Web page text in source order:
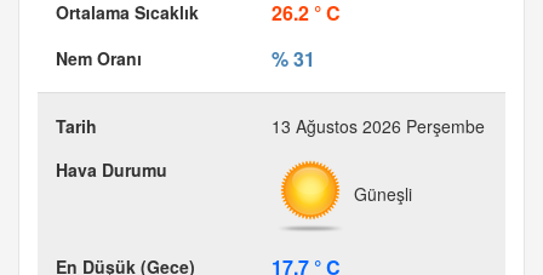
26.2 ° C
% 31
13 Ağustos 2026 Perşembe
Güneşli
17.7 ° C